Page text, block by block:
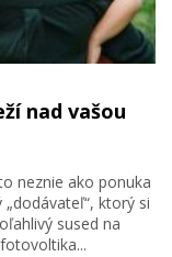
nad vašou
neznie ako ponuka
ktorý si
sused na